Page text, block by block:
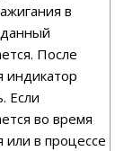
в
После
индикатор
Если
во время
или в процессе